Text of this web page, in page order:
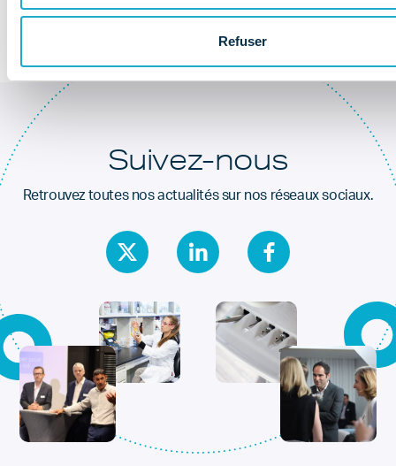
Refuser
Suivez-nous
Retrouvez toutes nos actualités sur nos réseaux sociaux.